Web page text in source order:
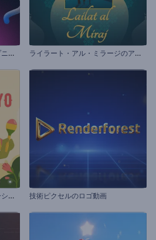
鮮
やかなクリスマス用のオープニング動画 ラ
イラート・アル・ミラージのアニメーション
「
シンコ・デ・マヨ」アニメーション 技術ピクセルのロゴ動画